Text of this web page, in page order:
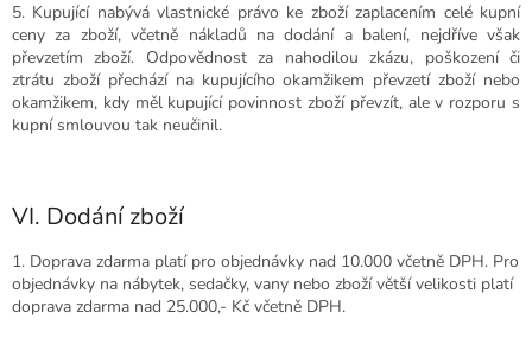
5. Kupující nabývá vlastnické právo ke zboží zaplacením celé kupní
ceny za zboží, včetně nákladů na dodání a balení, nejdříve však
převzetím zboží. Odpovědnost za nahodilou zkázu, poškození či
ztrátu zboží přechází na kupujícího okamžikem převzetí zboží nebo
okamžikem, kdy měl kupující povinnost zboží převzít, ale v rozporu s
kupní smlouvou tak neučinil.
VI. Dodání zboží
1. Doprava zdarma platí pro objednávky nad 10.000 včetně DPH. Pro
objednávky na nábytek, sedačky, vany nebo zboží větší velikosti platí
doprava zdarma nad 25.000,- Kč včetně DPH.